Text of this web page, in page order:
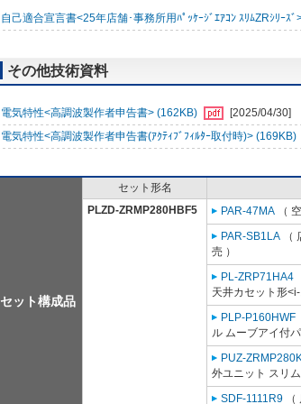
自己適合宣言書<25年店舗･事務所用ﾊﾟｯｹｰｼﾞｴｱｺﾝ ｽﾘﾑZRｼﾘｰｽﾞ
その他技術資料
電気特性<高調波製作者申告書> (162KB)
[2025/04/30]
電気特性<高調波製作者申告書(ｱｸﾃｨﾌﾞﾌｨﾙﾀｰ取付時)> (169KB)
セット構成品
セット形名
PLZD-ZRMP280HBF5
PAR-47MA （
PAR-SB1LA （
売 ）
PL-ZRP71HA4
天井カセット形
PLP-P160HWF
ル ムーブアイ付パ
PUZ-
外ユニット スリム
SDF-1111R9